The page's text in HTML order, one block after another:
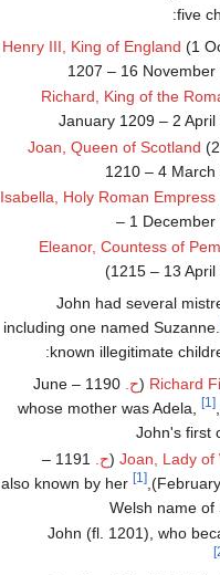
five
Henry III, King of England (1
1207 – 16 November
Richard, King of the
January 1209 – 2 April
Joan, Queen of Scotland
1210 – 4 March
Isabella, Holy Roman Empress
– 1 December
Eleanor, Countess of
(1215 – 13 April
John had several
including one named Suzanne.
known illegitimate
Richard
(ح.
1190 – June
[1]
whose mother was Adela,
John's first
Joan, Lady of
(ح.
1191 –
February
[1]
also known by her
Welsh name of
John (fl. 1201), who